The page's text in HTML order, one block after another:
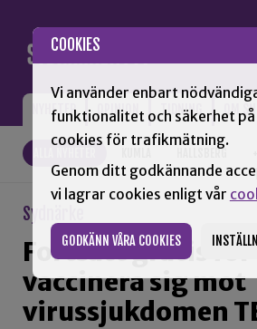
COOKIES
Vi använder enbart
funktionalitet och säkerhet på
cookies för trafikmätning.
Genom ditt godkännande
vi lagrar cookies enligt vår
GODKÄNN VÅRA COOKIES
NYHETER OPINION TIDNING OM SNN
HALLSBERG
Sydnärke
Fortsatt gratis för
vaccinera sig mot
virussjukdomen